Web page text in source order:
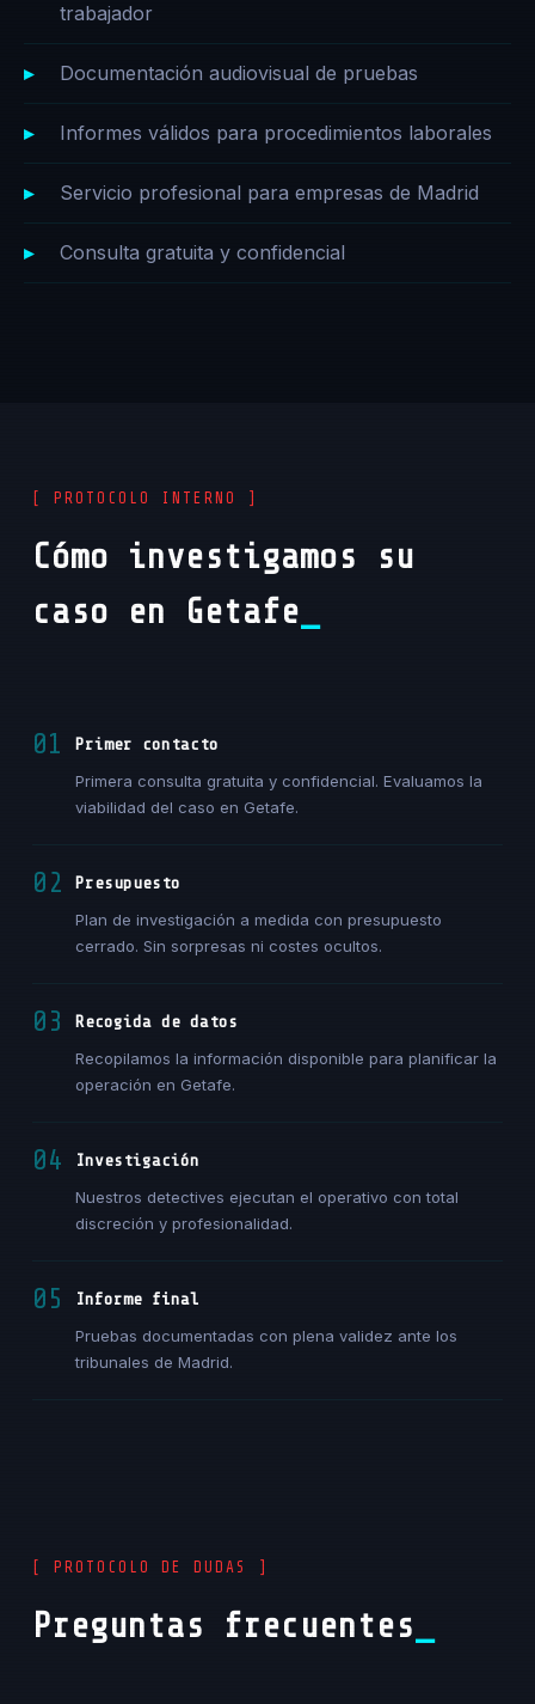
trabajador
Documentación audiovisual de pruebas
Informes válidos para procedimientos laborales
Servicio profesional para empresas de Madrid
Consulta gratuita y confidencial
[ PROTOCOLO INTERNO ]
Cómo investigamos su
caso en Getafe
01
Primer contacto
Primera consulta gratuita y confidencial. Evaluamos la
viabilidad del caso en Getafe.
02
Presupuesto
Plan de investigación a medida con presupuesto
cerrado. Sin sorpresas ni costes ocultos.
03
Recogida de datos
Recopilamos la información disponible para planificar la
operación en Getafe.
04
Investigación
Nuestros detectives ejecutan el operativo con total
discreción y profesionalidad.
05
Informe final
Pruebas documentadas con plena validez ante los
tribunales de Madrid.
[ PROTOCOLO DE DUDAS ]
Preguntas frecuentes